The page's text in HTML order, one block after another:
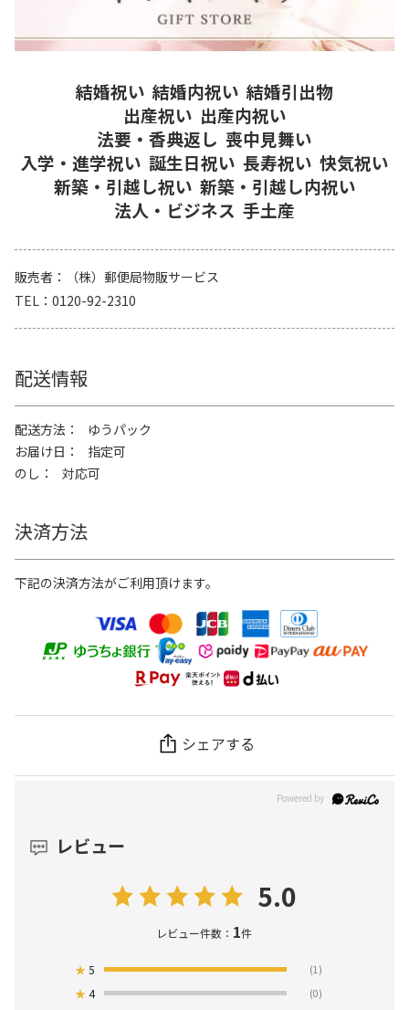
結婚祝い 結婚内祝い 結婚引出物
出産祝い 出産内祝い
法要・香典返し 喪中見舞い
入学・進学祝い 誕生日祝い 長寿祝い 快気祝い
新築・引越し祝い 新築・引越し内祝い
法人・ビジネス 手土産
販売者
（株）郵便局物販サービス
TEL
0120-92-2310
配送情報
配送方法
ゆうパック
お届け日
指定可
のし
対応可
決済方法
下記の決済方法がご利用頂けます。
シェアする
レビュー
5.0
レビュー件数： 1件
★5 (1)
★4 (0)